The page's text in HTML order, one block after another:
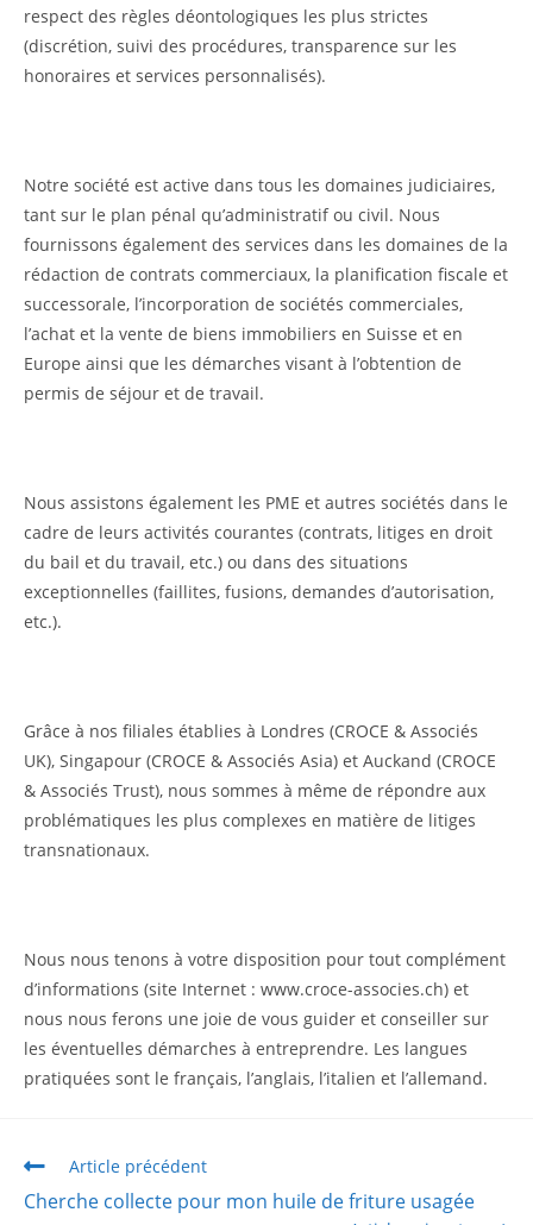
respect des règles déontologiques les plus strictes
(discrétion, suivi des procédures, transparence sur les
honoraires et services personnalisés).
Notre société est active dans tous les domaines judiciaires,
tant sur le plan pénal qu’administratif ou civil. Nous
fournissons également des services dans les domaines de la
rédaction de contrats commerciaux, la planification fiscale et
successorale, l’incorporation de sociétés commerciales,
l’achat et la vente de biens immobiliers en Suisse et en
Europe ainsi que les démarches visant à l’obtention de
permis de séjour et de travail.
Nous assistons également les PME et autres sociétés dans le
cadre de leurs activités courantes (contrats, litiges en droit
du bail et du travail, etc.) ou dans des situations
exceptionnelles (faillites, fusions, demandes d’autorisation,
etc.).
Grâce à nos filiales établies à Londres (CROCE & Associés
UK), Singapour (CROCE & Associés Asia) et Auckand (CROCE
& Associés Trust), nous sommes à même de répondre aux
problématiques les plus complexes en matière de litiges
transnationaux.
Nous nous tenons à votre disposition pour tout complément
d’informations (site Internet : www.croce-associes.ch) et
nous nous ferons une joie de vous guider et conseiller sur
les éventuelles démarches à entreprendre. Les langues
pratiquées sont le français, l’anglais, l’italien et l’allemand.
Article précédent
Cherche collecte pour mon huile de friture usagée